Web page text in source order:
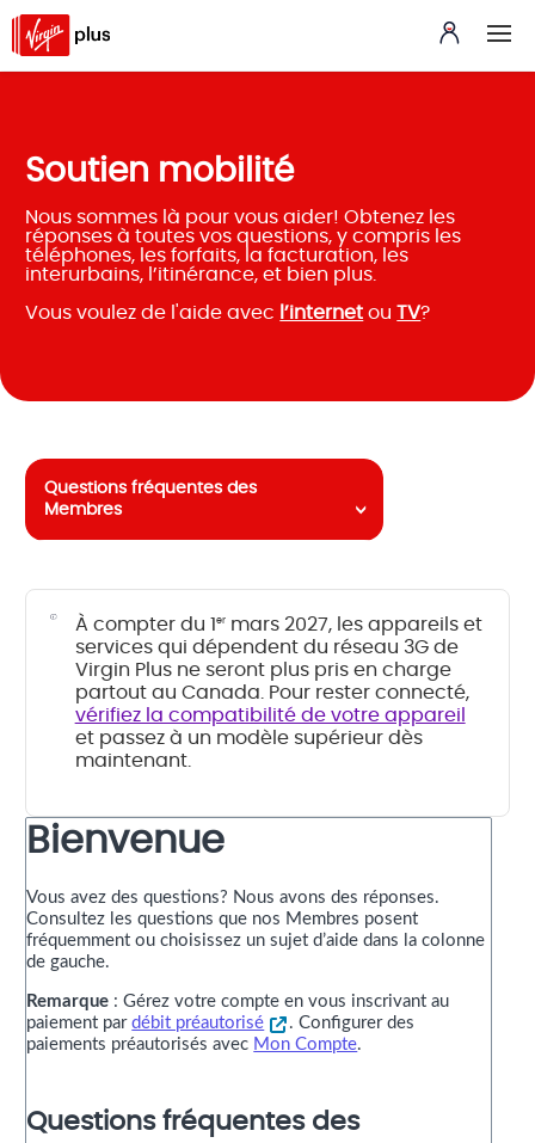
Soutien mobilité
Nous sommes là pour vous aider! Obtenez les
réponses à toutes vos questions, y compris les
téléphones, les forfaits, la facturation, les
interurbains, l’itinérance, et bien plus.
Vous voulez de l'aide avec l’internet ouTV?
Questions fréquentes des
Membres
À compter du 1 ermars 2027, les appareils et
services qui dépendent du réseau 3G de
Virgin Plus ne seront plus pris en charge
partout au Canada. Pour rester connecté,
vérifiez la compatibilité de votre appareil
et passez à un modèle supérieur dès
maintenant.
Bienvenue
Vous avez des questions? Nous avons des réponses.
Consultez les questions que nos Membres posent
fréquemment ou choisissez un sujet d’aide dans la colonne
de gauche.
Remarque : Gérez votre compte en vous inscrivant au
paiement pardébit préautorisé
. Configurer des
paiements préautorisés avec Mon Compte.
Questions fréquentes des